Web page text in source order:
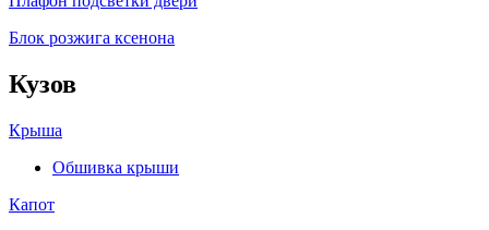
Блок розжига ксенона
Кузов
Крыша
Обшивка крыши
Капот